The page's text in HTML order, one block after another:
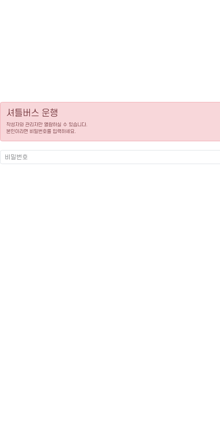
셔틀버스 운행
작성자와 관리자만 열람하실 수 있습니다.
본인이라면 비밀번호를 입력하세요.